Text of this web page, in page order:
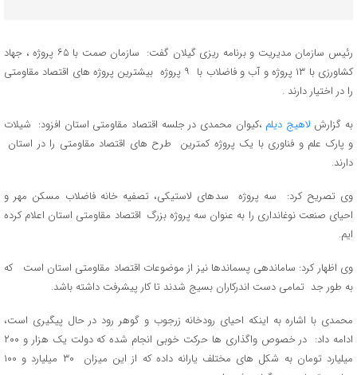
رئیس سازمان مدیریت و برنامه ریزی گیلان گفت: سازمان صمت با ۶۵ پروژه ، جهاد
کشاورزی با ۱۳ پروژه و آب و فاضلاب با ۹ پروژه بیشترین پروژه های اقتصاد مقاومتی
را در اختیار دارند .
به گزارش لاهیج دیلم ،کیوان محمدی در جلسه اقتصاد مقاومتی استان افزود: شیلات
و پارک علم و فناوری با یک پروژه کمترین طرح های اقتصاد مقاومتی را در استان
دارند.
وی تصریح کرد: سه پروژه سدهای لاستیکی، تصفیه خانه فاضلاب مسکن مهر و
احیای صنعت نوغانداری را به عنوان سه پروژه بزرگ اقتصاد مقاومتی استان اعلام کرده
ایم.
وی اظهار کرد: ساماندهی پسماندها نیز از موضوعات اقتصاد مقاومتی استان است که
به طور جد تمامی دست اندرکاران بسیج شدند تا کار پیشرفت داشته باشد.
محمدی با اشاره به اینکه احیای رودخانه زرجوب و گوهر رود در حال پیگیری است،
ادامه داد: در خصوص واگذاری ها حرکت خوبی انجام شده که دولت یک هزار و ۲۰۰
میلیارد تومان به شکل های مختلف یارانه داده که از این میزان ۳۰ میلیارد و ۱۰۰